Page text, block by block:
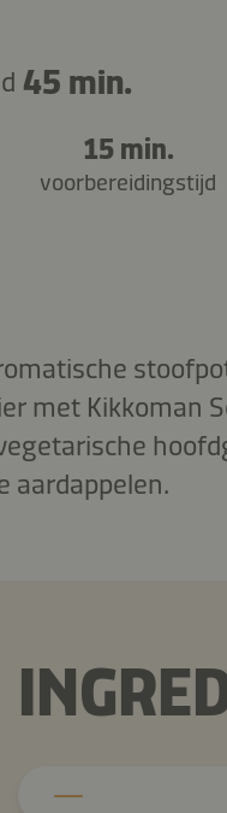
45 min.
15 min.
voorbereidingstijd
met Kikkoman
aardappelen.